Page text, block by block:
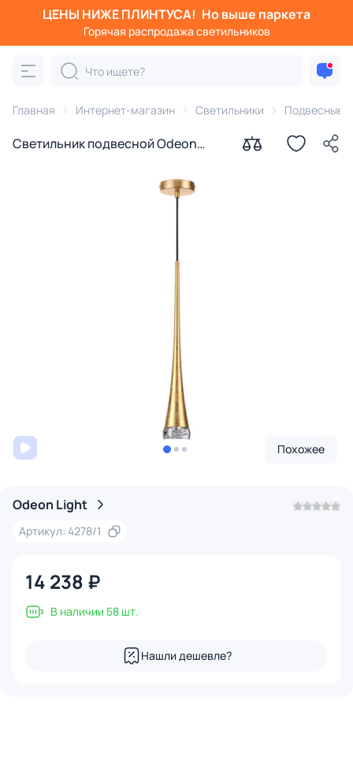
ЦЕНЫ НИЖЕ ПЛИНТУСА! Но выше паркета
Горячая распродажа светильников
Главная Интернет-магазин Светильники Подвесные
Светильник подвесной Odeon
Похожее
Odeon Light
Артикул: 4278/1
14 238 ₽
В наличии 58 шт.
Нашли дешевле?